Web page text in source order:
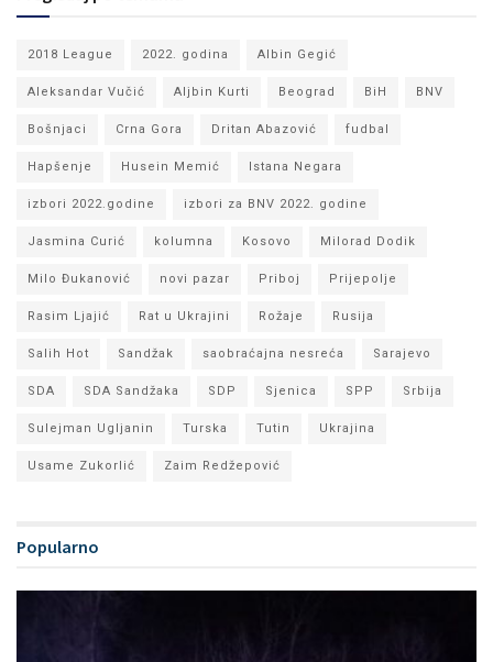
2018 League 2022. godina Albin Gegić
Aleksandar Vučić Aljbin Kurti Beograd BiH BNV
Bošnjaci Crna Gora Dritan Abazović fudbal
Hapšenje Husein Memić Istana Negara
izbori 2022.godine izbori za BNV 2022. godine
Jasmina Curić kolumna Kosovo Milorad Dodik
Milo Đukanović novi pazar Priboj Prijepolje
Rasim Ljajić Rat u Ukrajini Rožaje Rusija
Salih Hot Sandžak saobraćajna nesreća Sarajevo
SDA SDA Sandžaka SDP Sjenica SPP Srbija
Sulejman Ugljanin Turska Tutin Ukrajina
Usame Zukorlić Zaim Redžepović
Popularno